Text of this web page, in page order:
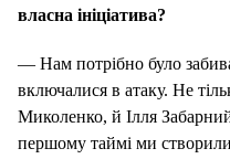
власна ініціатива?
— Нам потрібно було
включалися в атаку. Не
Миколенко, й Ілля
першому таймі ми